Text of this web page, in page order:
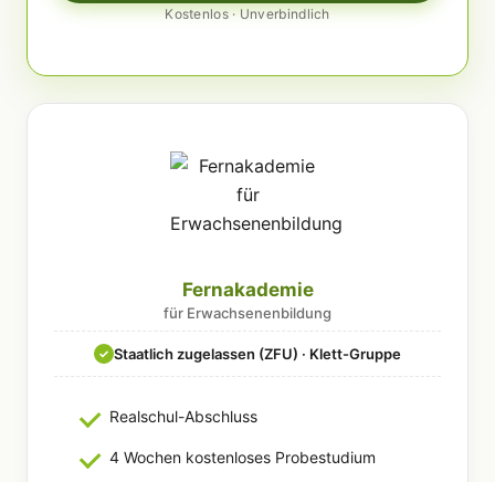
Kostenlos · Unverbindlich
Fernakademie
für Erwachsenenbildung
✓ Staatlich zugelassen (ZFU) · Klett-Gruppe
Realschul-Abschluss
4 Wochen kostenloses Probestudium